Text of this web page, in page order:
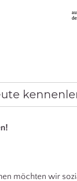
möchten wir